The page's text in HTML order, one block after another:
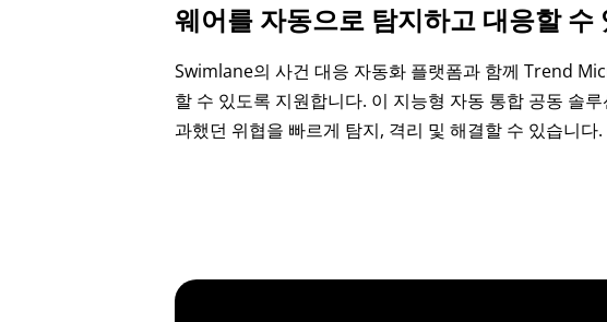
웨어를 자동으로 탐지하고 대응할 수
Swimlane의 사건 대응 자동화 플랫폼과 함께 Trend
할 수 있도록 지원합니다. 이 지능형 자동 통합 공동 솔
과했던 위협을 빠르게 탐지, 격리 및 해결할 수 있습니다.